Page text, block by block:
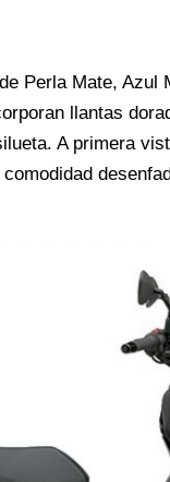
Perla Mate, Azul
llantas
A primera